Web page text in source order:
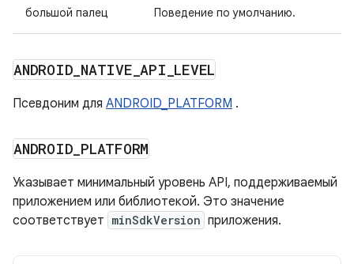
большой палец Поведение по умолчанию.
ANDROID NATIVE _API LEVEL
Псевдоним для ANDROID_PLATFORM .
ANDROID PLATFORM
Указывает минимальный уровень API, поддерживаемый
приложением или библиотекой. Это значение
соответствует minSdkVersion приложения.